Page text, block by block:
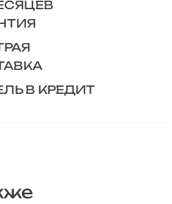
В КРЕДИТ